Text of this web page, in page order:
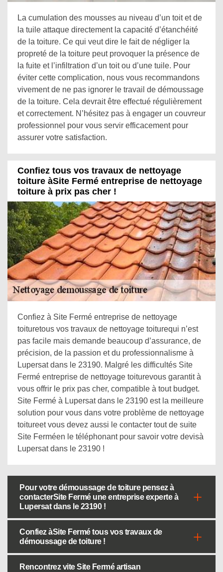
La cumulation des mousses au niveau d’un toit et de
la tuile attaque directement la capacité d’étanchéité
de la toiture. Ce qui veut dire le fait de négliger la
propreté de la toiture peut provoquer la présence de
la fuite et l’infiltration d’un toit ou d’une tuile. Pour
éviter cette complication, nous vous recommandons
vivement de ne pas ignorer le travail de démoussage
de la toiture. Cela devrait être effectué régulièrement
et correctement. N’hésitez pas à engager un couvreur
professionnel pour vous servir efficacement pour
assurer votre satisfaction.
Confiez tous vos travaux de nettoyage
toiture àSite Fermé entreprise de nettoyage
toiture à prix pas cher !
Confiez à Site Fermé entreprise de nettoyage
toituretous vos travaux de nettoyage toiturequi n’est
pas facile mais demande beaucoup d’assurance, de
précision, de la passion et du professionnalisme à
Lupersat dans le 23190. Malgré les difficultés Site
Fermé entreprise de nettoyage toiturevous garantit à
vous offrir le prix pas cher, compatible à tout budget.
Site Fermé à Lupersat dans le 23190 est la meilleure
solution pour vous dans votre problème de nettoyage
toitureet vous devez aussi le contacter tout de suite
Site Ferméen le téléphonant pour savoir votre devisà
Lupersat dans le 23190 !
Pour votre démoussage de toiture pensez à
contacterSite Fermé une entreprise experte à
Lupersat dans le 23190 !
Confiez àSite Fermé tous vos travaux de
démoussage de toiture !
Rencontrez vite Site Fermé artisan